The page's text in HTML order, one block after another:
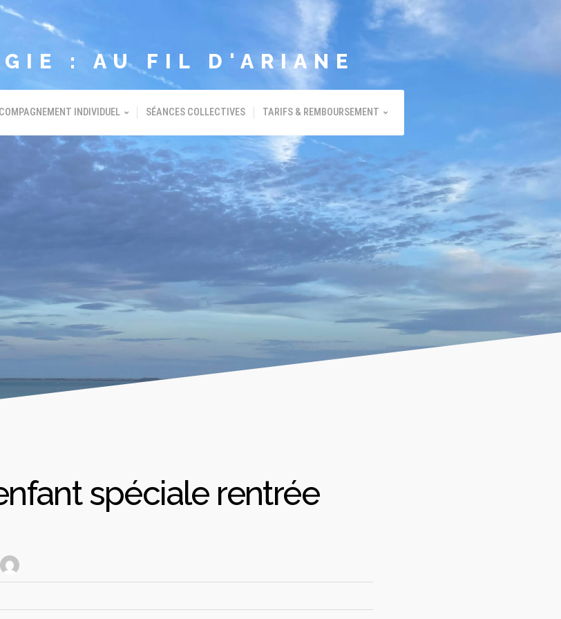
: AU FIL D'ARIANE
INDIVIDUEL SÉANCES COLLECTIVES TARIFS & REMBOURSEMENT
spéciale rentrée